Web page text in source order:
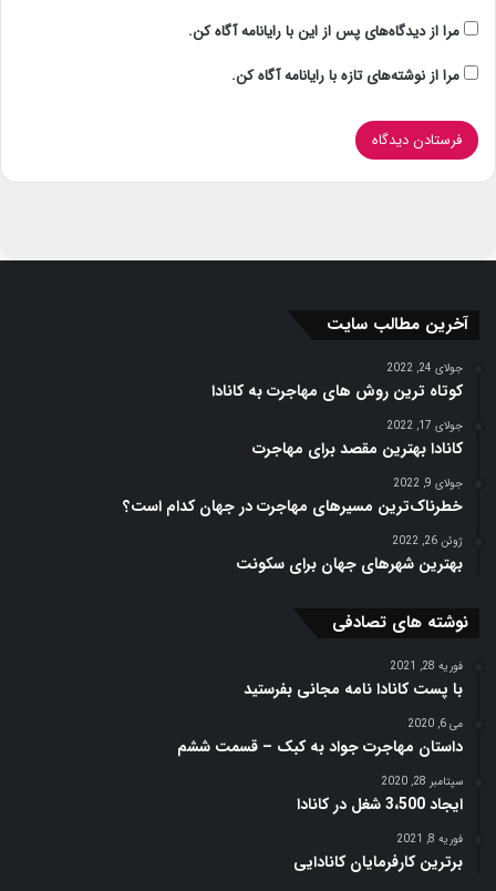
مرا از دیدگاه‌های پس از این با رایانامه آگاه کن.
مرا از نوشته‌های تازه با رایانامه آگاه کن.
آخرین مطالب سایت
جولای 24, 2022
کوتاه ترین روش های مهاجرت به کانادا
جولای 17, 2022
کانادا بهترین مقصد برای مهاجرت
جولای 9, 2022
خطرناک‌ترین مسیر‌های مهاجرت در جهان کدام است؟
ژوئن 26, 2022
بهترین شهرهای جهان برای سکونت
نوشته های تصادفی
فوریه 28, 2021
با پست کانادا نامه مجانی بفرستید
می 6, 2020
داستان مهاجرت جواد به کبک – قسمت ششم
سپتامبر 28, 2020
ایجاد 3،500 شغل در کانادا
فوریه 8, 2021
برترین کارفرمایان کانادایی